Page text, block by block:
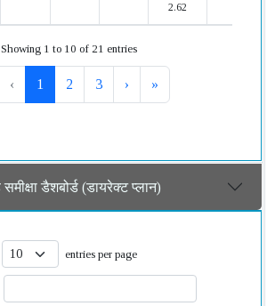
2.62
Showing 1 to 10 of 21 entries
‹ 1 2 3 › »
टाटा फ्लोटिंग रेट फंड समीक्षा डैशबोर्ड (डायरेक्ट प्लान)
entries per page